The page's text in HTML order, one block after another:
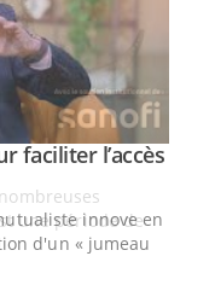
faciliter l’accès
innove en
d'un « jumeau